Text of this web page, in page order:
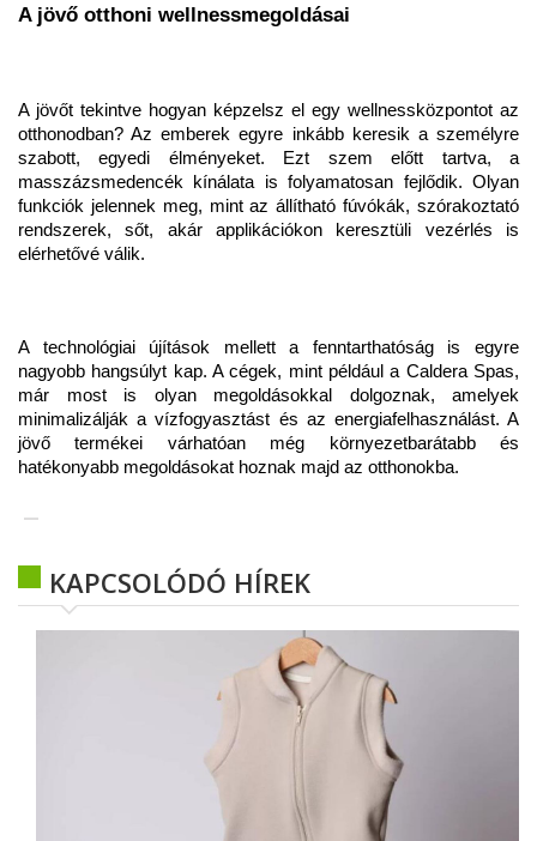
A jövő otthoni wellnessmegoldásai
A jövőt tekintve hogyan képzelsz el egy wellnessközpontot az
otthonodban? Az emberek egyre inkább keresik a személyre
szabott, egyedi élményeket. Ezt szem előtt tartva, a
masszázsmedencék kínálata is folyamatosan fejlődik. Olyan
funkciók jelennek meg, mint az állítható fúvókák, szórakoztató
rendszerek, sőt, akár applikációkon keresztüli vezérlés is
elérhetővé válik.
A technológiai újítások mellett a fenntarthatóság is egyre
nagyobb hangsúlyt kap. A cégek, mint például a Caldera Spas,
már most is olyan megoldásokkal dolgoznak, amelyek
minimalizálják a vízfogyasztást és az energiafelhasználást. A
jövő termékei várhatóan még környezetbarátabb és
hatékonyabb megoldásokat hoznak majd az otthonokba.
KAPCSOLÓDÓ HÍREK